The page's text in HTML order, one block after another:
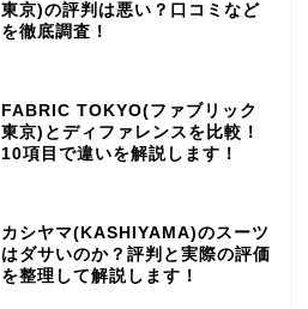
東京)の評判は悪い？口コミなど
を徹底調査！
FABRIC TOKYO(ファブリック
東京)とディファレンスを比較！
10項目で違いを解説します！
カシヤマ(KASHIYAMA)のスーツ
はダサいのか？評判と実際の評価
を整理して解説します！